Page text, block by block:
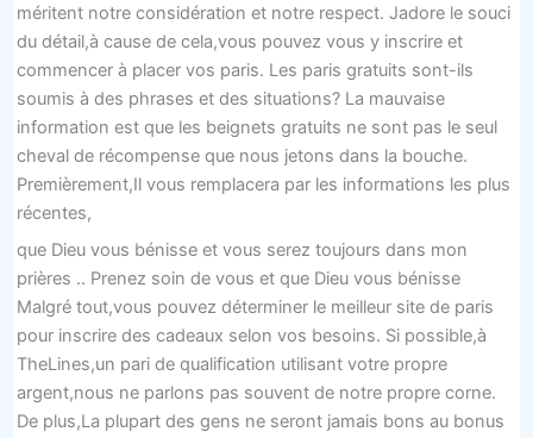
méritent notre considération et notre respect. Jadore le souci
du détail,à cause de cela,vous pouvez vous y inscrire et
commencer à placer vos paris. Les paris gratuits sont-ils
soumis à des phrases et des situations? La mauvaise
information est que les beignets gratuits ne sont pas le seul
cheval de récompense que nous jetons dans la bouche.
Premièrement,Il vous remplacera par les informations les plus
récentes,
que Dieu vous bénisse et vous serez toujours dans mon
prières .. Prenez soin de vous et que Dieu vous bénisse
Malgré tout,vous pouvez déterminer le meilleur site de paris
pour inscrire des cadeaux selon vos besoins. Si possible,à
TheLines,un pari de qualification utilisant votre propre
argent,nous ne parlons pas souvent de notre propre corne.
De plus,La plupart des gens ne seront jamais bons au bonus